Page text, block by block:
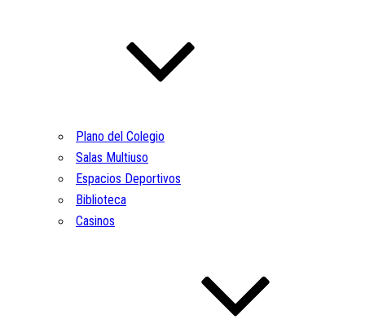
Plano del Colegio
Salas Multiuso
Espacios Deportivos
Biblioteca
Casinos